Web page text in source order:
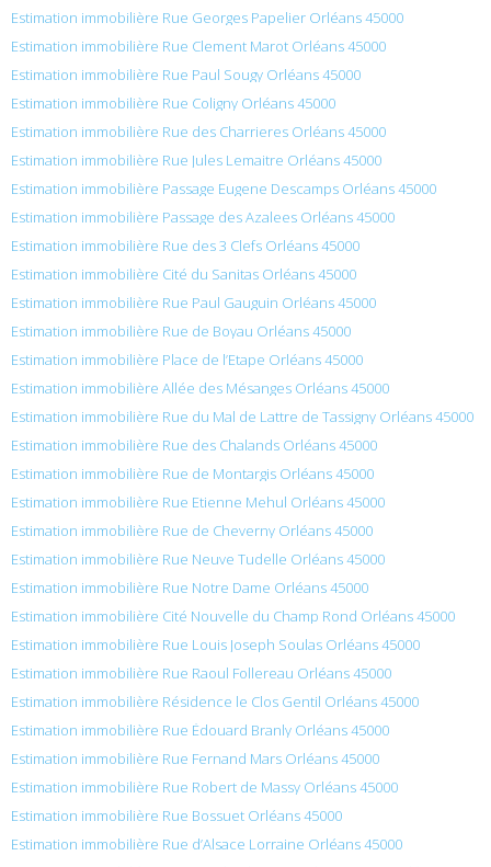
Estimation immobilière Rue Georges Papelier Orléans 45000
Estimation immobilière Rue Clement Marot Orléans 45000
Estimation immobilière Rue Paul Sougy Orléans 45000
Estimation immobilière Rue Coligny Orléans 45000
Estimation immobilière Rue des Charrieres Orléans 45000
Estimation immobilière Rue Jules Lemaitre Orléans 45000
Estimation immobilière Passage Eugene Descamps Orléans 45000
Estimation immobilière Passage des Azalees Orléans 45000
Estimation immobilière Rue des 3 Clefs Orléans 45000
Estimation immobilière Cité du Sanitas Orléans 45000
Estimation immobilière Rue Paul Gauguin Orléans 45000
Estimation immobilière Rue de Boyau Orléans 45000
Estimation immobilière Place de l’Etape Orléans 45000
Estimation immobilière Allée des Mésanges Orléans 45000
Estimation immobilière Rue du Mal de Lattre de Tassigny Orléans 45000
Estimation immobilière Rue des Chalands Orléans 45000
Estimation immobilière Rue de Montargis Orléans 45000
Estimation immobilière Rue Etienne Mehul Orléans 45000
Estimation immobilière Rue de Cheverny Orléans 45000
Estimation immobilière Rue Neuve Tudelle Orléans 45000
Estimation immobilière Rue Notre Dame Orléans 45000
Estimation immobilière Cité Nouvelle du Champ Rond Orléans 45000
Estimation immobilière Rue Louis Joseph Soulas Orléans 45000
Estimation immobilière Rue Raoul Follereau Orléans 45000
Estimation immobilière Résidence le Clos Gentil Orléans 45000
Estimation immobilière Rue Édouard Branly Orléans 45000
Estimation immobilière Rue Fernand Mars Orléans 45000
Estimation immobilière Rue Robert de Massy Orléans 45000
Estimation immobilière Rue Bossuet Orléans 45000
Estimation immobilière Rue d’Alsace Lorraine Orléans 45000